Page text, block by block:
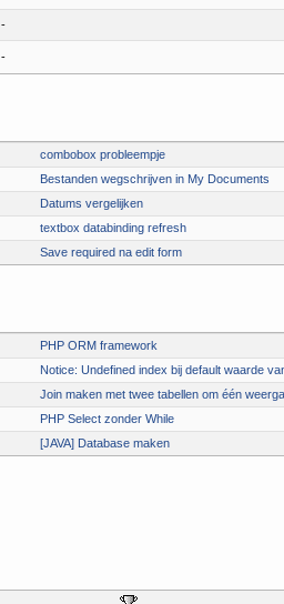
-
-
combobox probleempje
Bestanden wegschrijven in My Documents
Datums vergelijken
textbox databinding refresh
Save required na edit form
PHP ORM framework
Notice: Undefined index bij default waarde
Join maken met twee tabellen om één
PHP Select zonder While
[JAVA] Database maken